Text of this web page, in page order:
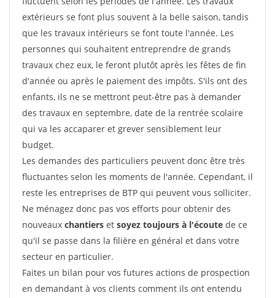
extérieurs se font plus souvent à la belle saison, tandis
que les travaux intérieurs se font toute l'année. Les
personnes qui souhaitent entreprendre de grands
travaux chez eux, le feront plutôt après les fêtes de fin
d'année ou après le paiement des impôts. S'ils ont des
enfants, ils ne se mettront peut-être pas à demander
des travaux en septembre, date de la rentrée scolaire
qui va les accaparer et grever sensiblement leur
budget.
Les demandes des particuliers peuvent donc être très
fluctuantes selon les moments de l'année. Cependant, il
reste les entreprises de BTP qui peuvent vous solliciter.
Ne ménagez donc pas vos efforts pour obtenir des
nouveaux chantiers et soyez toujours à l'écoute de ce
qu'il se passe dans la filière en général et dans votre
secteur en particulier.
Faites un bilan pour vos futures actions de prospection
en demandant à vos clients comment ils ont entendu